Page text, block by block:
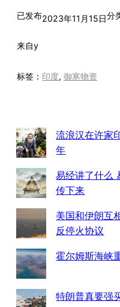
已发布2023年11月15日分
来自y
标签： 印度, 御寒物资
流浪汉在许家
年
易经讲了什么
传下来
美国和伊朗互
反停火协议
霍尔姆斯海峡
特朗普真要强